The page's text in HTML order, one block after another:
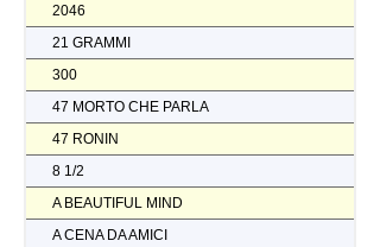
2046
21 GRAMMI
300
47 MORTO CHE PARLA
47 RONIN
8 1/2
A BEAUTIFUL MIND
A CENA DA AMICI